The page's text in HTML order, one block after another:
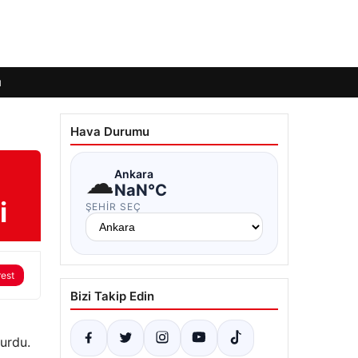
Hava Durumu
☁Ankara
NaN°C
ŞEHIR SEÇ
Bizi Takip Edin